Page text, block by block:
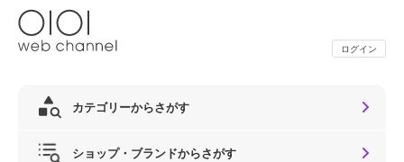
ログイン
カテゴリーからさがす
ショップ・ブランドからさがす